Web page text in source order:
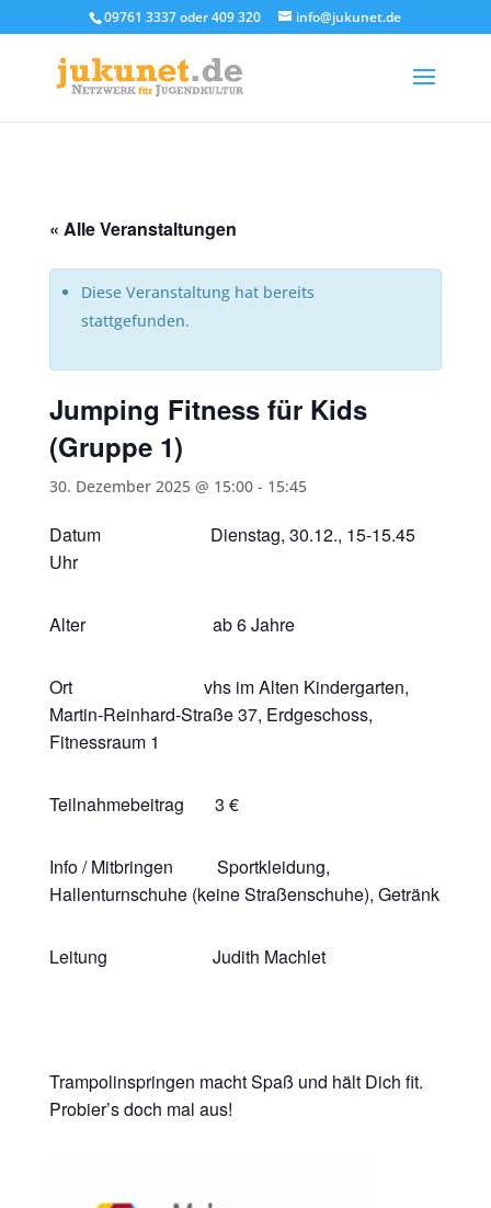
09761 3337 oder 409 320 info@jukunet.de
« Alle Veranstaltungen
Diese Veranstaltung hat bereits
stattgefunden.
Jumping Fitness für Kids
(Gruppe 1)
30. Dezember 2025 @ 15:00- 15:45
Datum Dienstag, 30.12., 15-15.45
Uhr
Alter ab 6 Jahre
Ort vhs im Alten Kindergarten,
Martin-Reinhard-Straße 37, Erdgeschoss,
Fitnessraum 1
Teilnahmebeitrag 3 €
Info / Mitbringen Sportkleidung,
Hallenturnschuhe (keine Straßenschuhe), Getränk
Leitung Judith Machlet
Trampolinspringen macht Spaß und hält Dich fit.
Probier’s doch mal aus!